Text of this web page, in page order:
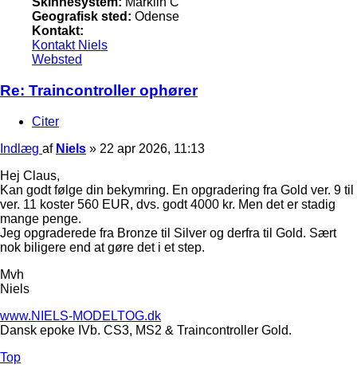
Geografisk sted: Odense
Kontakt:
Kontakt Niels
Websted
Re: Traincontroller ophører
Citer
Indlæg af Niels » 22 apr 2026, 11:13
Hej Claus,
Kan godt følge din bekymring. En opgradering fra Gold ver. 9 til
ver. 11 koster 560 EUR, dvs. godt 4000 kr. Men det er stadig
mange penge.
Jeg opgraderede fra Bronze til Silver og derfra til Gold. Sært
nok biligere end at gøre det i et step.
Mvh
Niels
www.NIELS-MODELTOG.dk
Dansk epoke IVb. CS3, MS2 & Traincontroller Gold.
Top